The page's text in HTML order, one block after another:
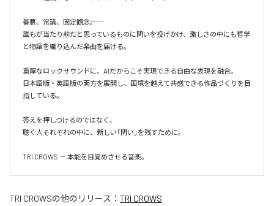
善悪、常識、固定観念――。
誰もが当たり前だと思っているものに問いを投げかけ、激しさの中にも哲学
と物語を織り込んだ楽曲を届ける。
重厚なロックサウンドに、AIだからこそ実現できる自由な表現を融合。
日本語版・英語版の両方を展開し、国境を越えて共感できる作品づくりを目
指している。
答えを押しつけるのではなく、
聴く人それぞれの中に、新しい「問い」を残すために。
TRI CROWS ― 本能を目覚めさせる音楽。
TRI CROWSの他のリリース： TRI CROWS